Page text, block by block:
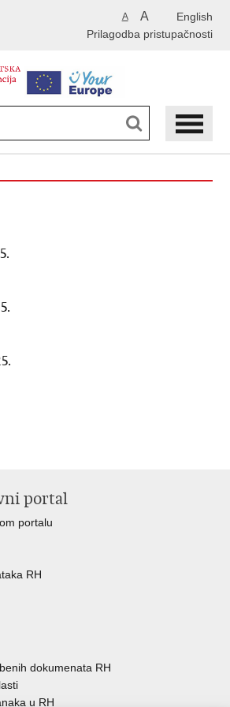
English
A A
Prilagodba pristupačnosti
portal
portalu
RH
dokumenata RH
u RH